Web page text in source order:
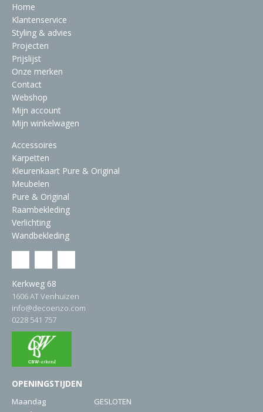
Home
Klantenservice
Styling & advies
Projecten
Prijslijst
Onze merken
Contact
Webshop
Mijn account
Mijn winkelwagen
Accessoires
Karpetten
Kleurenkaart Pure & Original
Meubelen
Pure & Original
Raambekleding
Verlichting
Wandbekleding
Kerkweg 68
1606 AT Venhuizen
info@decoenzo.com
0228 541 757
OPENINGSTIJDEN
Maandag
GESLOTEN